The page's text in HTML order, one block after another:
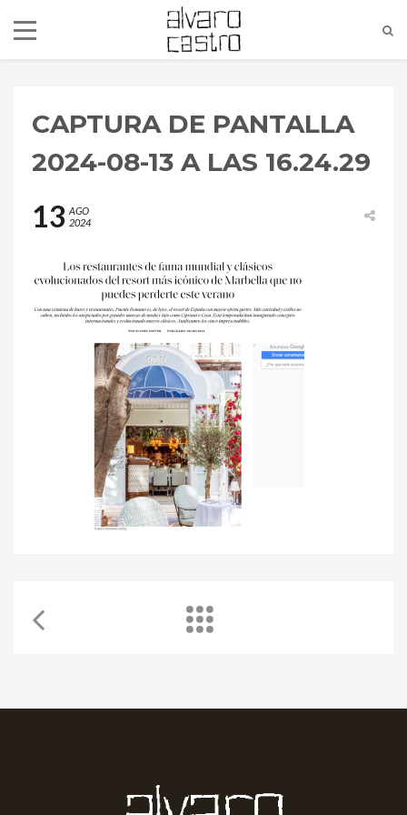
alvaro@alvarocastro.com
CAPTURA DE PANTALLA
2024-08-13 A LAS 16.24.29
13 AGO
2024